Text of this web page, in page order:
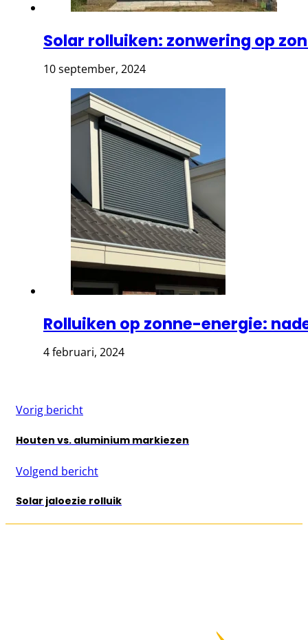
Solar rolluiken: zonwering op
10 september, 2024
Rolluiken op zonne-energie:
4 februari, 2024
Vorig bericht
Houten vs. aluminium markiezen
Volgend bericht
Solar jaloezie rolluik